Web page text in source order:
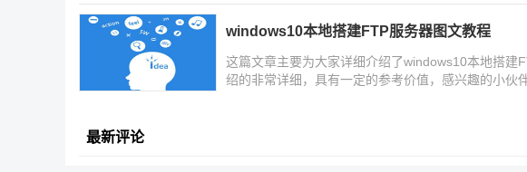
windows10本地搭建FTP服务器图文教程
这篇文章主要为大家详细介绍了windows10本地搭建
绍的非常详细，具有一定的参考价值，感兴趣的小伙
最新评论